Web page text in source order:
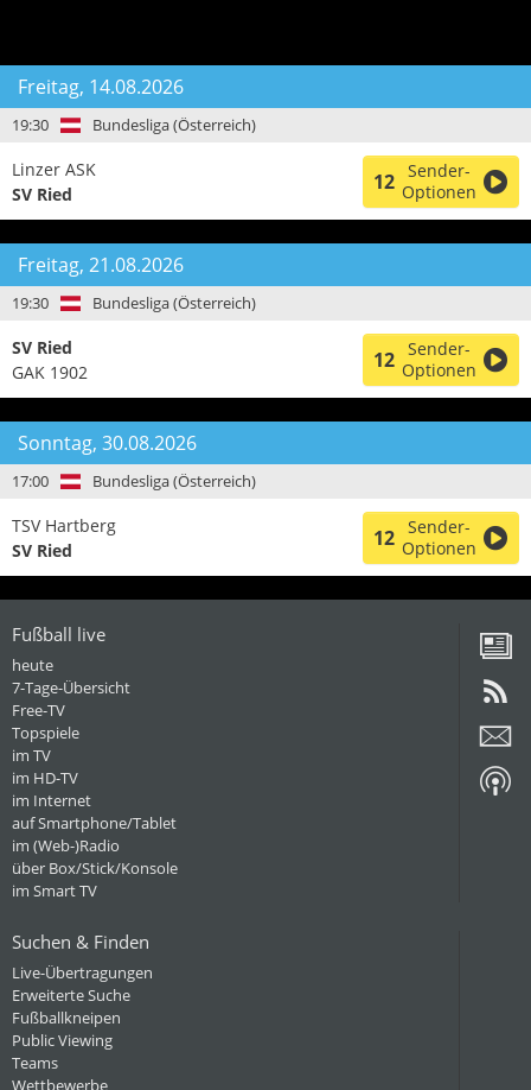
Freitag, 14.08.2026
19:30 Bundesliga (Österreich)
Linzer ASK
SV Ried
12 Sender-
Optionen
Freitag, 21.08.2026
19:30 Bundesliga (Österreich)
SV Ried
GAK 1902
12 Sender-
Optionen
Sonntag, 30.08.2026
17:00 Bundesliga (Österreich)
TSV Hartberg
SV Ried
12 Sender-
Optionen
Fußball live
heute
7-Tage-Übersicht
Free-TV
Topspiele
im TV
im HD-TV
im Internet
auf Smartphone/Tablet
im (Web-)Radio
über Box/Stick/Konsole
im Smart TV
Suchen & Finden
Live-Übertragungen
Erweiterte Suche
Fußballkneipen
Public Viewing
Teams
Wettbewerbe